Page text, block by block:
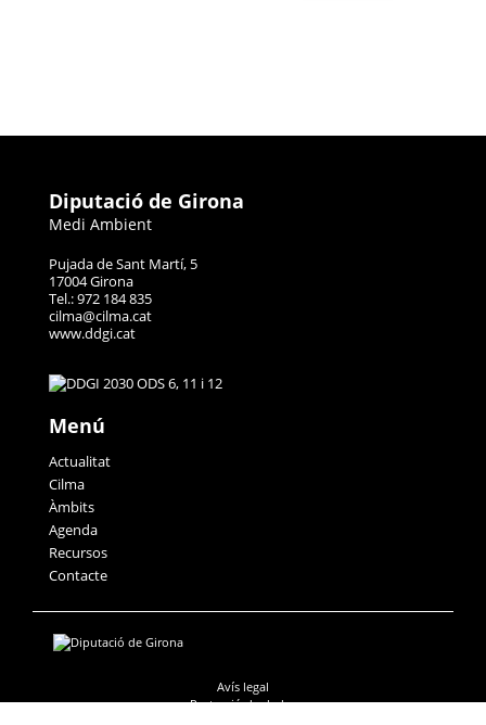
Diputació de Girona
Medi Ambient
Pujada de Sant Martí, 5
17004 Girona
Tel.: 972 184 835
cilma@cilma.cat
www.ddgi.cat
Menú
Actualitat
Cilma
Àmbits
Agenda
Recursos
Contacte
Avís legal
Protecció de dades